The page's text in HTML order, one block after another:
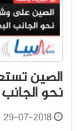
الصين
نحو
29-07-2018